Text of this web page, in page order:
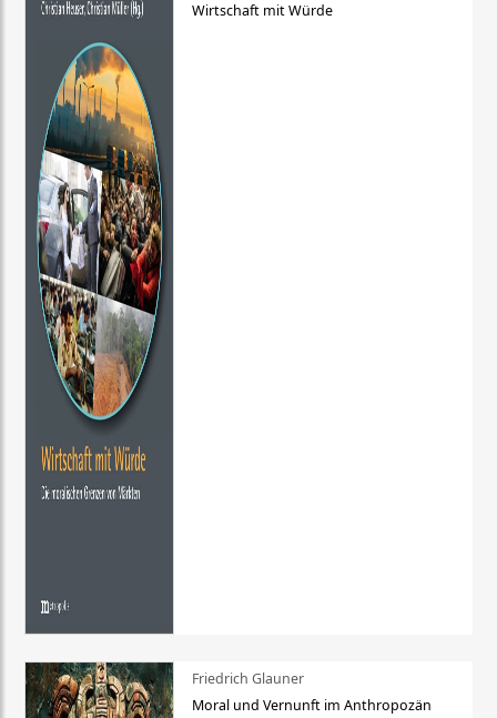
Wirtschaft mit Würde
Friedrich Glauner
Moral und Vernunft im Anthropozän